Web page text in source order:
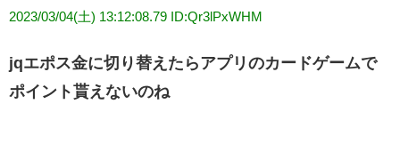
2023/03/04(土) 13:12:08.79 ID:Qr3lPxWHM
jqエポス金に切り替えたらアプリのカードゲームで
ポイント貰えないのね